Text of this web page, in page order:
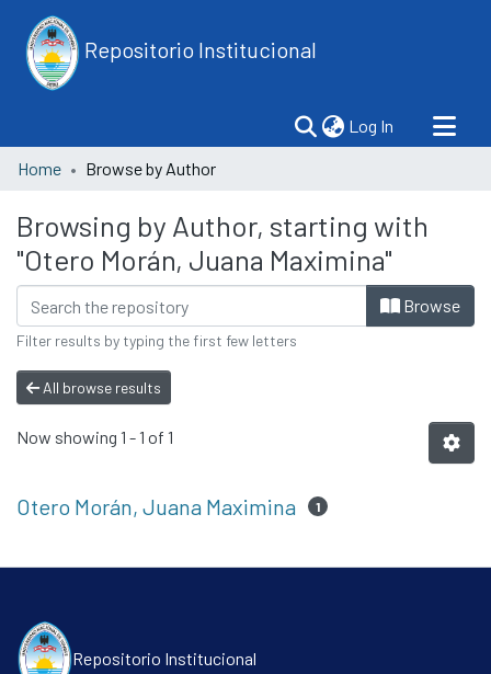
Repositorio Institucional
Log In (current)
Home Browse by Author
Browsing by Author, starting with
"Otero Morán, Juana Maximina"
Browse
Filter results by typing the first few letters
All browse results
Now showing 1 - 1 of 1
Otero Morán, Juana Maximina 1
Repositorio Institucional